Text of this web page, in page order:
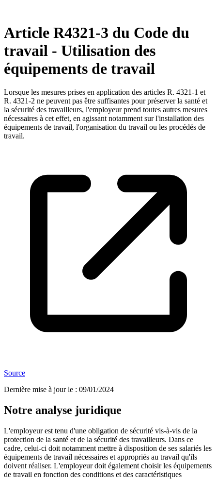
Article R4321-3 du Code du
travail - Utilisation des
équipements de travail
Lorsque les mesures prises en application des articles R. 4321-1 et
R. 4321-2 ne peuvent pas être suffisantes pour préserver la santé et
la sécurité des travailleurs, l'employeur prend toutes autres mesures
nécessaires à cet effet, en agissant notamment sur l'installation des
équipements de travail, l'organisation du travail ou les procédés de
travail.
Source
Dernière mise à jour le : 09/01/2024
Notre analyse juridique
L'employeur est tenu d'une obligation de sécurité vis-à-vis de la
protection de la santé et de la sécurité des travailleurs. Dans ce
cadre, celui-ci doit notamment mettre à disposition de ses salariés les
équipements de travail nécessaires et appropriés au travail qu'ils
doivent réaliser. L'employeur doit également choisir les équipements
de travail en fonction des conditions et des caractéristiques